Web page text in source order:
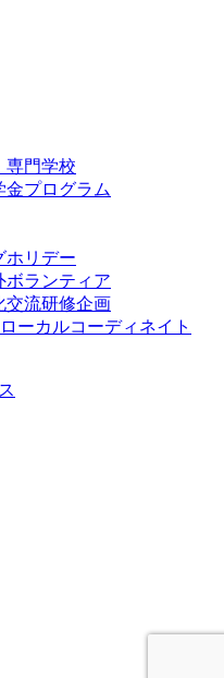
専門学校
金プログラム
ホリデー
ボランティア
交流研修企画
ーカルコーディネイト